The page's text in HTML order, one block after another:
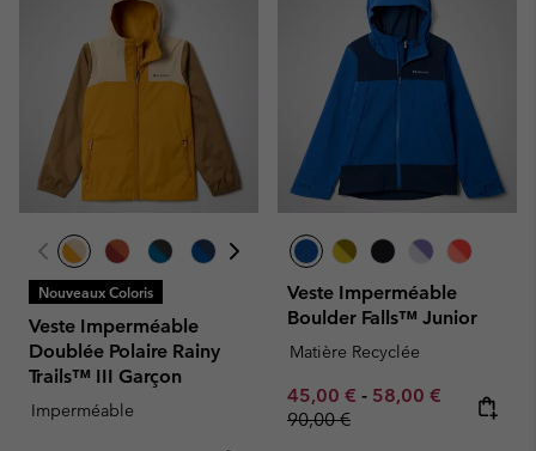
Nouveaux Coloris
Veste Imperméable
Doublée Polaire Rainy
Trails™ III Garçon
Imperméable
Veste Imperméable
Boulder Falls™ Junior
Matière Recyclée
Minimum sale price:
45,00 € - Maximum sale
58,00 € Regular
90,00 €